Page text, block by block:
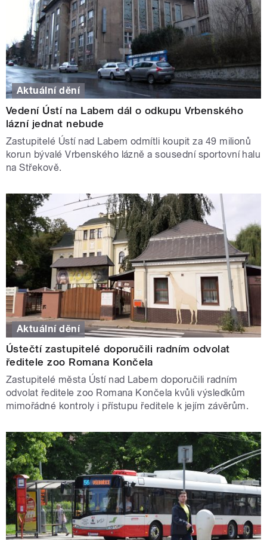
Aktuální dění
Vedení Ústí na Labem dál o odkupu Vrbenského
lázní jednat nebude
Zastupitelé Ústí nad Labem odmítli koupit za 49 milionů
korun bývalé Vrbenského lázně a sousední sportovní halu
na Střekově.
Aktuální dění
Ústečtí zastupitelé doporučili radním odvolat
ředitele zoo Romana Končela
Zastupitelé města Ústí nad Labem doporučili radním
odvolat ředitele zoo Romana Končela kvůli výsledkům
mimořádné kontroly i přístupu ředitele k jejím závěrům.